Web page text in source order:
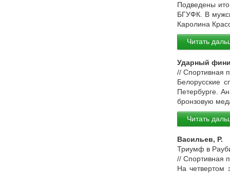
Подведены
БГУФК. В
Каролина
Читать
Ударный
// Спортивная
Белорусские
Петербурге.
бронзовую
Читать
Васильев, Р.
Триумф в
// Спортивная
На четвертом